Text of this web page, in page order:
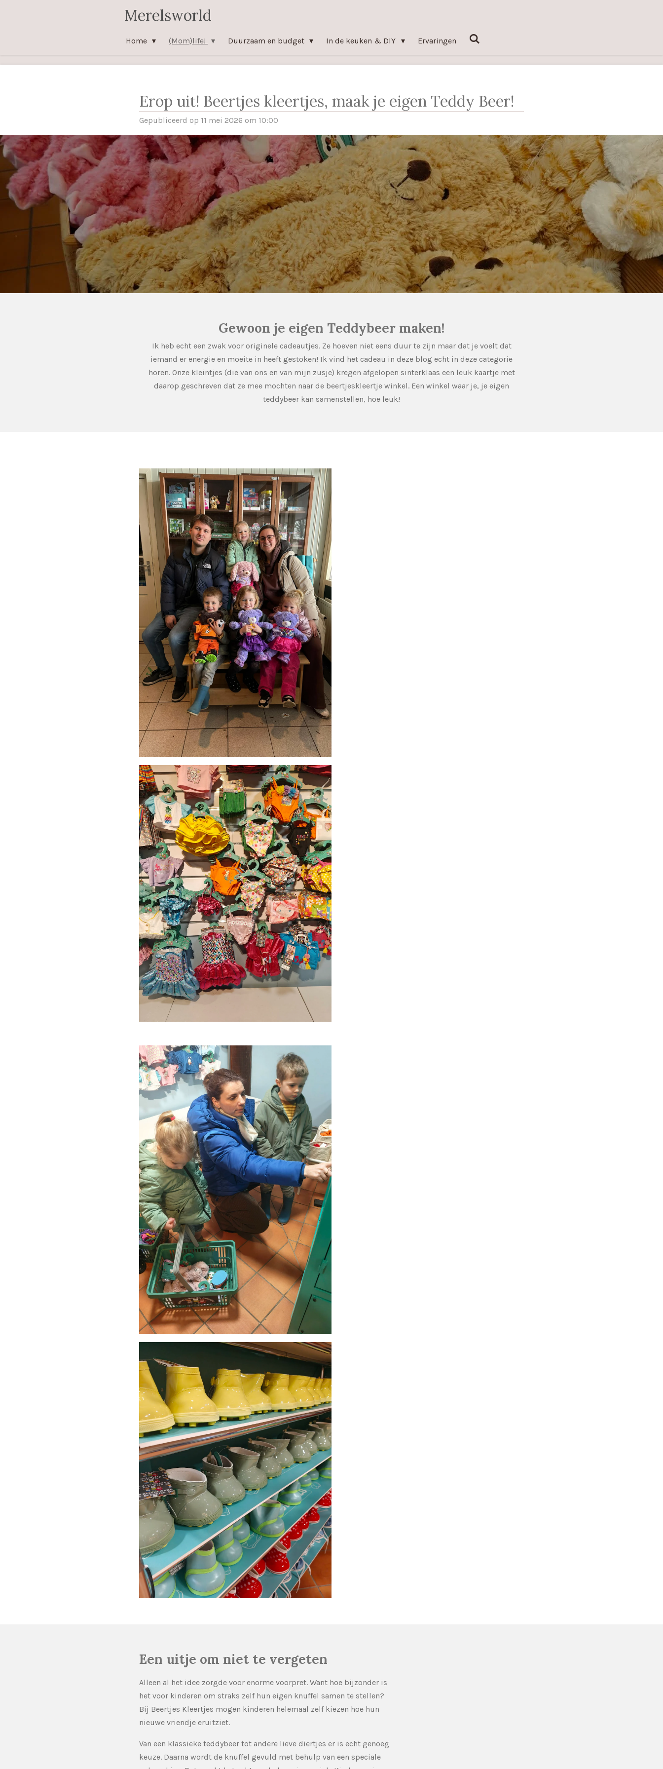
hoofdinhoud
Merelsworld
Home (Mom)life! Duurzaam en budget In de keuken & DIY Ervaringen
Erop uit! Beertjes kleertjes, maak je eigen Teddy Beer!
Gepubliceerd op 11 mei 2026 om 10:00
Gewoon je eigen Teddybeer maken!
Ik heb echt een zwak voor originele cadeautjes. Ze hoeven niet eens duur te zijn maar dat je voelt dat
iemand er energie en moeite in heeft gestoken! Ik vind het cadeau in deze blog echt in deze categorie
horen. Onze kleintjes (die van ons en van mijn zusje) kregen afgelopen sinterklaas een leuk kaartje met
daarop geschreven dat ze mee mochten naar de beertjeskleertje winkel. Een winkel waar je, je eigen
teddybeer kan samenstellen, hoe leuk!
Een uitje om niet te vergeten
Alleen al het idee zorgde voor enorme voorpret. Want hoe bijzonder is
het voor kinderen om straks zelf hun eigen knuffel samen te stellen?
Bij Beertjes Kleertjes mogen kinderen helemaal zelf kiezen hoe hun
nieuwe vriendje eruitziet.
Van een klassieke teddybeer tot andere lieve diertjes er is echt genoeg
keuze. Daarna wordt de knuffel gevuld met behulp van een speciale